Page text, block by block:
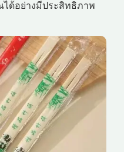
ด้อย่างมีประสิทธิภาพ